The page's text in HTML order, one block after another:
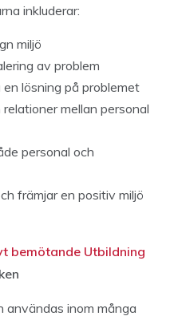
inkluderar:
miljö
av problem
lösning på problemet
mellan personal
personal och
främjar en positiv miljö
bemötande Utbildning
inom många